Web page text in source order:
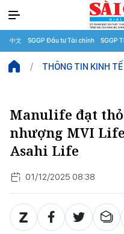
中文 SGGP Đầu tư Tài chính SGGP
THÔNG TIN KINH TẾ
Manulife đạt
nhượng MVI
Asahi Life
01/12/2025 08:38